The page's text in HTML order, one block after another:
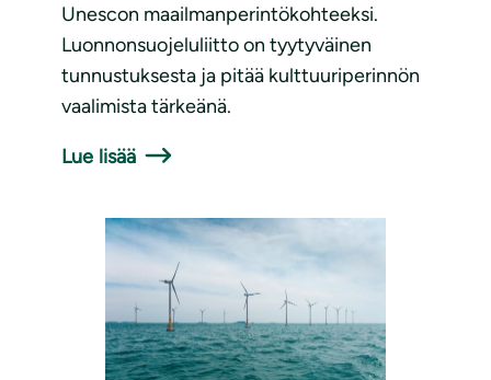
Unescon maailmanperintökohteeksi.
Luonnonsuojeluliitto on tyytyväinen
tunnustuksesta ja pitää kulttuuriperinnön
vaalimista tärkeänä.
Lue lisää